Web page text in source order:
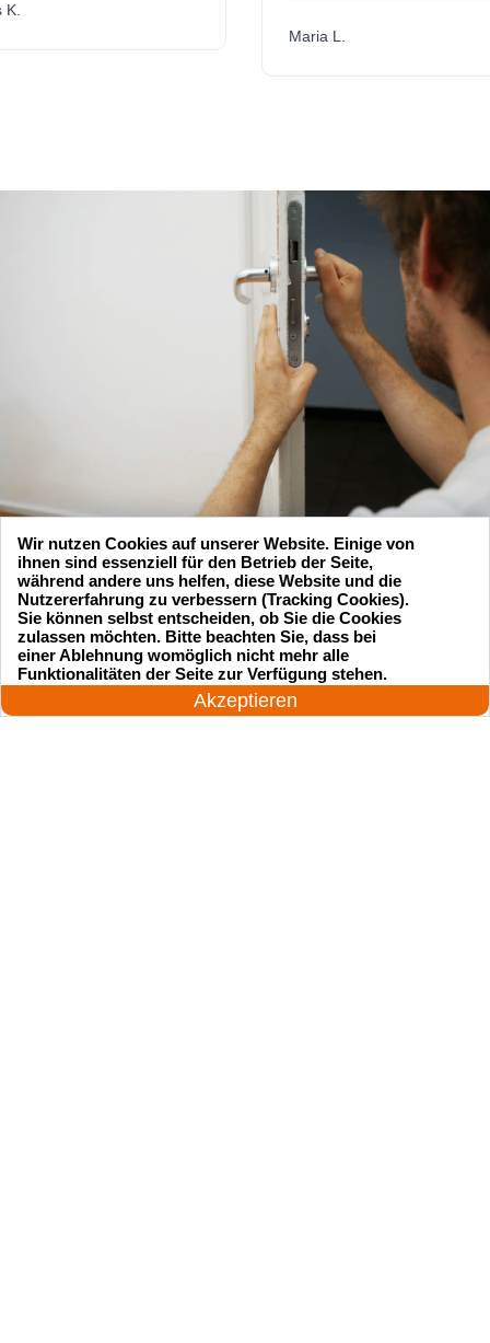
Maria L.
Suchen Sie einen Schlüsseldienst
zu einem vernünftigen Preis?
24 Stunden am Tag
Akzeptieren
Wir nutzen Cookies auf unserer Website. Einige von
ihnen sind essenziell für den Betrieb der Seite,
während andere uns helfen, diese Website und die
Nutzererfahrung zu verbessern (Tracking Cookies).
Sie können selbst entscheiden, ob Sie die Cookies
zulassen möchten. Bitte beachten Sie, dass bei
einer Ablehnung womöglich nicht mehr alle
Funktionalitäten der Seite zur Verfügung stehen.